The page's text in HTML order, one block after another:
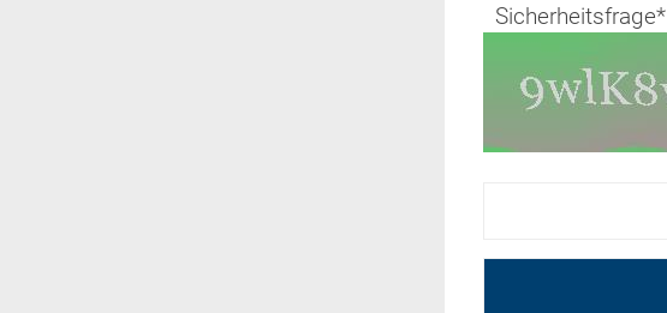
Sicherheitsfrage*